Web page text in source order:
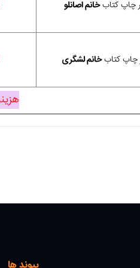
خانم اصانلو
خانم لشگری